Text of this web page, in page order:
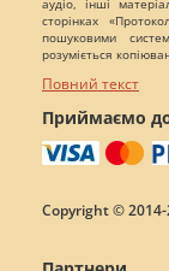
аудіо, інші
сторінках
пошуковими
розуміється
Повний текст
Приймаємо
Copyright © 2014-